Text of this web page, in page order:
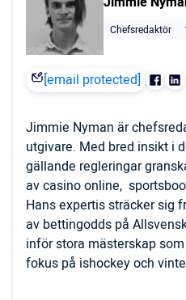
Chefsredaktör
[email protected]
Jimmie Nyman är
utgivare. Med bred insikt i
gällande regleringar
av casino online,
Hans expertis sträcker sig
av bettingodds på
inför stora mästerskap
fokus på ishockey och